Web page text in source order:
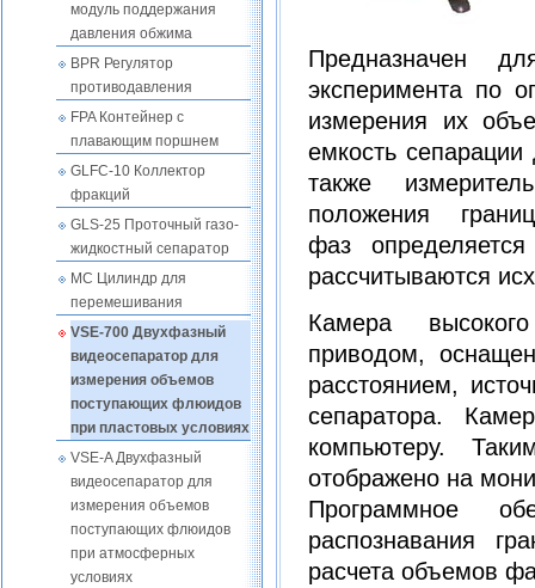
модуль поддержания
давления обжима
BPR Регулятор
противодавления
FPA Контейнер с
плавающим поршнем
GLFC-10 Коллектор
фракций
GLS-25 Проточный газо-
жидкостный сепаратор
MC Цилиндр для
перемешивания
VSE-700 Двухфазный
видеосепаратор для
измерения объемов
поступающих флюидов
при пластовых условиях
VSE-A Двухфазный
видеосепаратор для
измерения объемов
поступающих флюидов
при атмосферных
условиях
Предназначен
эксперимента по
измерения их
емкость
также
положения
фаз
рассчитываются
Камера
приводом,
расстоянием,
сепаратора.
компьютеру.
отображено на
Программное
распознавания
расчета объемов